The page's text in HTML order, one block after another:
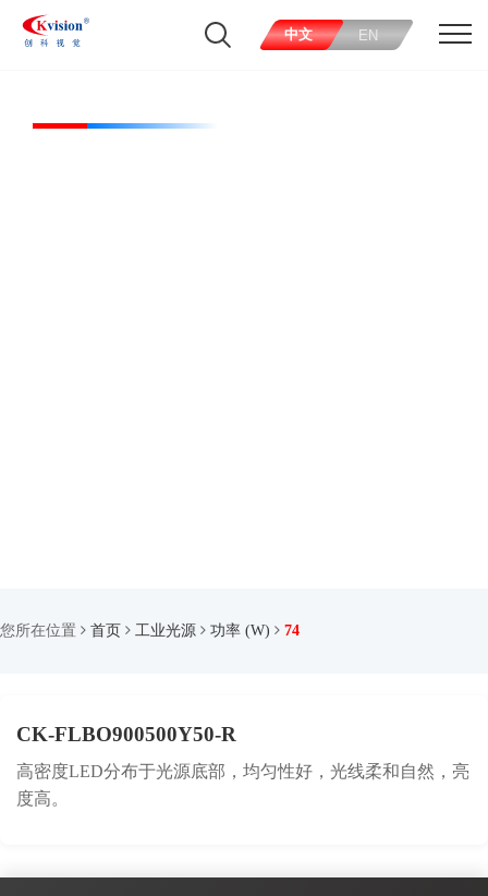
中文 EN
您所在位置 首页 工业光源 功率 (W) 74
CK-FLBO900500Y50-R
高密度LED分布于光源底部，均匀性好，光线柔和自然，亮
度高。